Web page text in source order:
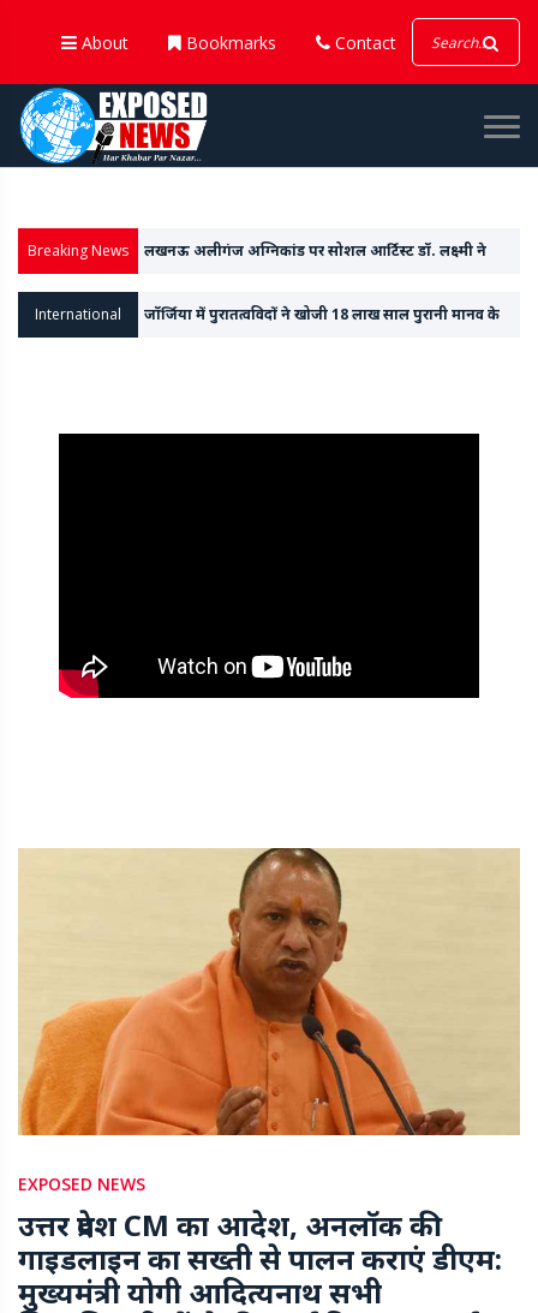
About Bookmarks Contact
Breaking News मोदी - ट्रंप की मुलाकात से ठीक पहले अमेरिका ने 'इंडो-पैसिफिक
International
Apple ने एक्शन बटन और A18 चिप के साथ लॉन्च की
EXPOSED NEWS
उत्तर प्रदेश CM का आदेश, अनलॉक की
गाइडलाइन का सख्ती से पालन कराएं डीएम:
मुख्यमंत्री योगी आदित्यनाथ सभी